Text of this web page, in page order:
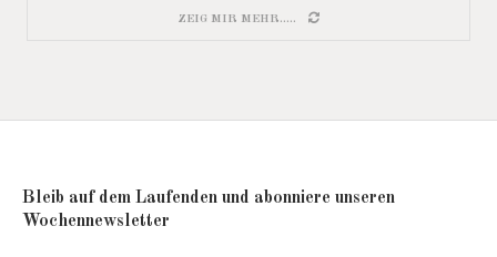
ZEIG MIR MEHR.....
Bleib auf dem Laufenden und abonniere unseren
Wochennewsletter